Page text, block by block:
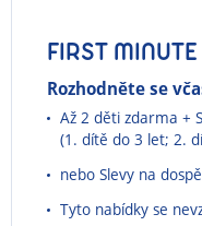
FIRST
Rozhodněte se
Až 2 děti zdarma +
(1. dítě do 3 let; 2.
nebo Slevy na
Tyto nabídky se